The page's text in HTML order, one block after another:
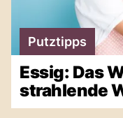
Putztipps
Essig: Das
strahlende